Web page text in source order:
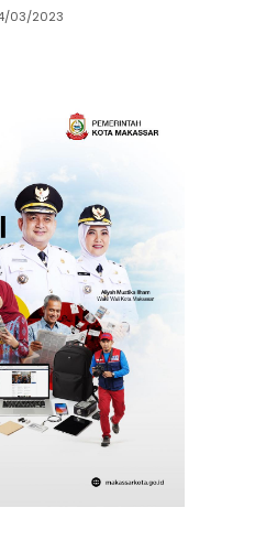
03/2023